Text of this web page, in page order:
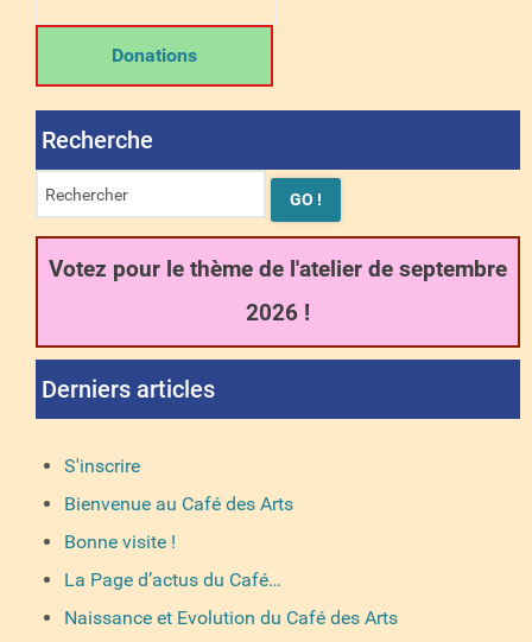
Donations
Recherche
Votez pour le thème de l'atelier de septembre
2026 !
Derniers articles
S'inscrire
Bienvenue au Café des Arts
Bonne visite !
La Page d’actus du Café…
Naissance et Evolution du Café des Arts